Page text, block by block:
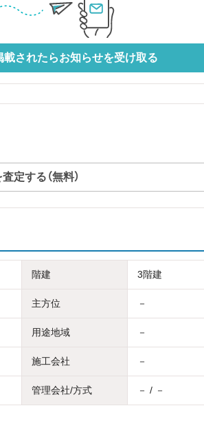
載されたらお知らせを受け取る
定する（無料）
階建 3階建
主方位 －
用途地域 －
施工会社 －
管理会社/方式 － / －